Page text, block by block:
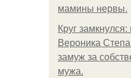
мамины нервы.
Круг
Вероника
замуж за
мужа.